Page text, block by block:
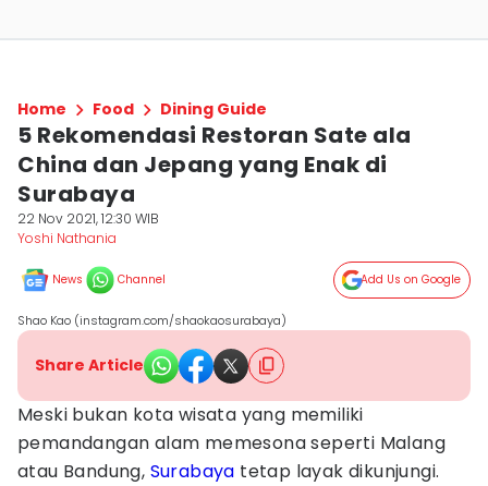
Home Food Dining Guide
5 Rekomendasi Restoran Sate ala
China dan Jepang yang Enak di
Surabaya
22 Nov 2021, 12:30 WIB
Yoshi Nathania
News Channel Add Us on Google
Shao Kao (instagram.com/shaokaosurabaya)
Share Article
Meski bukan kota wisata yang memiliki
pemandangan alam memesona seperti Malang
atau Bandung, Surabaya tetap layak dikunjungi.